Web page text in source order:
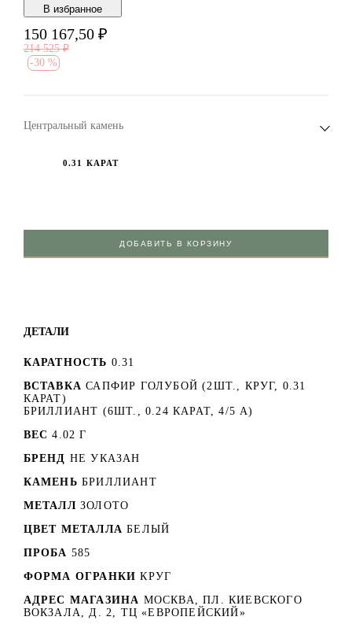
В избранноe
150 167,50 ₽
214 525 ₽
-30 %
Центральный камень
0.31 КАРАТ
ДОБАВИТЬ В КОРЗИНУ
ДЕТАЛИ
КАРАТНОСТЬ 0.31
ВСТАВКА САПФИР ГОЛУБОЙ (2ШТ., КРУГ, 0.31
КАРАТ)
БРИЛЛИАНТ (6ШТ., 0.24 КАРАТ, 4/5 А)
ВЕС 4.02 Г
БРЕНД НЕ УКАЗАН
КАМЕНЬ БРИЛЛИАНТ
МЕТАЛЛ ЗОЛОТО
ЦВЕТ МЕТАЛЛА БЕЛЫЙ
ПРОБА 585
ФОРМА ОГРАНКИ КРУГ
АДРЕС МАГАЗИНА МОСКВА, ПЛ. КИЕВСКОГО
ВОКЗАЛА, Д. 2, ТЦ «ЕВРОПЕЙСКИЙ»